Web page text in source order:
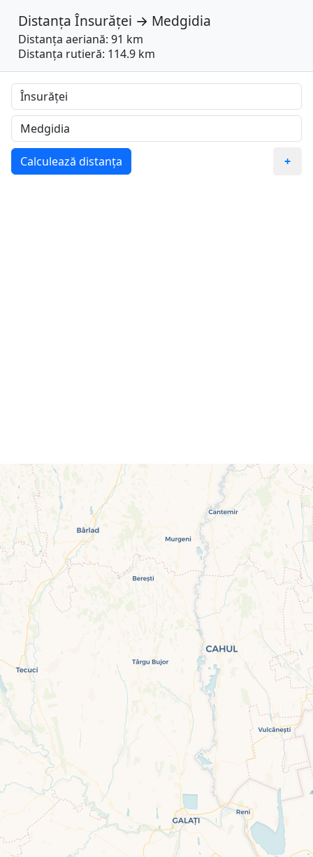
Distanța Însurăței → Medgidia
Distanța aeriană: 91 km
Distanța rutieră: 114.9 km
Calculează distanța +